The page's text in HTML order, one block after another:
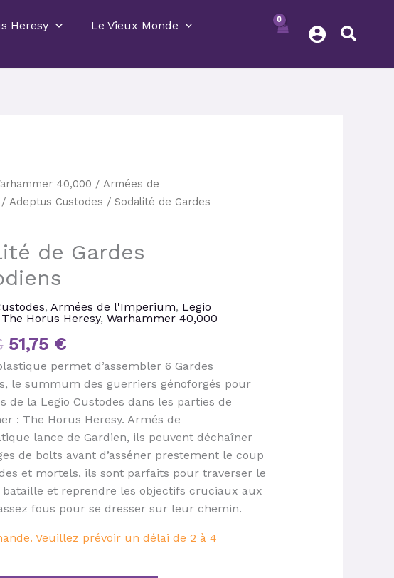
Heresy
Le Vieux Monde
40,000 /Armées de
/Adeptus Custodes / Sodalité de Gardes
de Gardes
,Armées de l'Imperium, Legio
The Horus Heresy,Warhammer 40,000
Le
prix
57,50 €.
51,75 €
Le
prix
51,75 €.
permet d’assembler 6 Gardes
le summum des guerriers génoforgés pour
de la Legio Custodes dans les parties de
: The Horus Heresy. Armés de
lance de Gardien, ils peuvent déchaîner
de bolts avant d’asséner prestement le coup
et mortels, ils sont parfaits pour traverser le
bataille et reprendre les objectifs cruciaux aux
fous pour se dresser sur leur chemin.
Veuillez prévoir un délai de 2 à 4